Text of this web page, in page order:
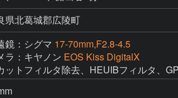
県北葛城郡広陵町
鏡：シグマ 17-70mm,F2.8-4.5
ラ：キヤノン EOS Kiss DigitalX
ットフィルタ除去、HEUIBフィルタ、